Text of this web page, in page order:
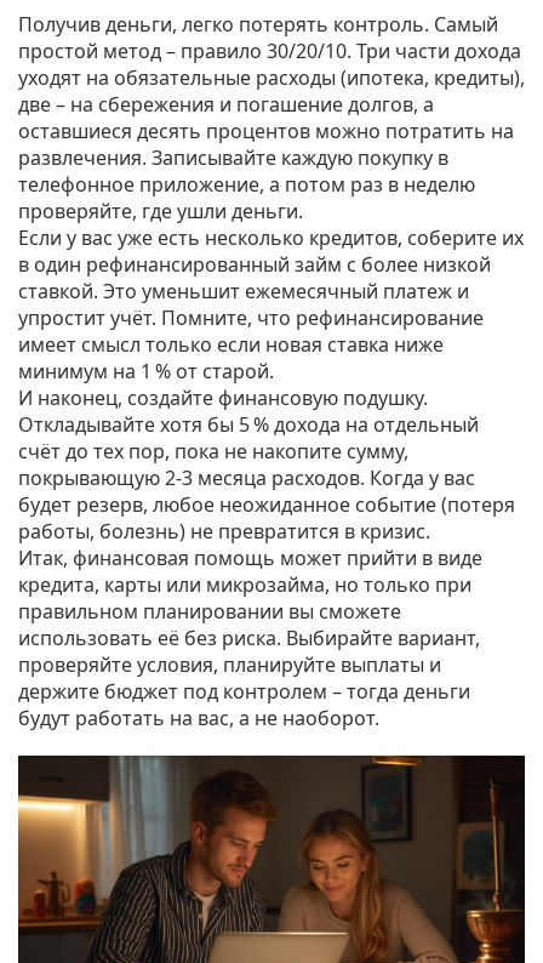
Получив деньги, легко потерять контроль. Самый
простой метод – правило 30/20/10. Три части дохода
уходят на обязательные расходы (ипотека, кредиты),
две – на сбережения и погашение долгов, а
оставшиеся десять процентов можно потратить на
развлечения. Записывайте каждую покупку в
телефонное приложение, а потом раз в неделю
проверяйте, где ушли деньги.
Если у вас уже есть несколько кредитов, соберите их
в один рефинансированный займ с более низкой
ставкой. Это уменьшит ежемесячный платеж и
упростит учёт. Помните, что рефинансирование
имеет смысл только если новая ставка ниже
минимум на 1 % от старой.
И наконец, создайте финансовую подушку.
Откладывайте хотя бы 5 % дохода на отдельный
счёт до тех пор, пока не накопите сумму,
покрывающую 2‑3 месяца расходов. Когда у вас
будет резерв, любое неожиданное событие (потеря
работы, болезнь) не превратится в кризис.
Итак, финансовая помощь может прийти в виде
кредита, карты или микрозайма, но только при
правильном планировании вы сможете
использовать её без риска. Выбирайте вариант,
проверяйте условия, планируйте выплаты и
держите бюджет под контролем – тогда деньги
будут работать на вас, а не наоборот.